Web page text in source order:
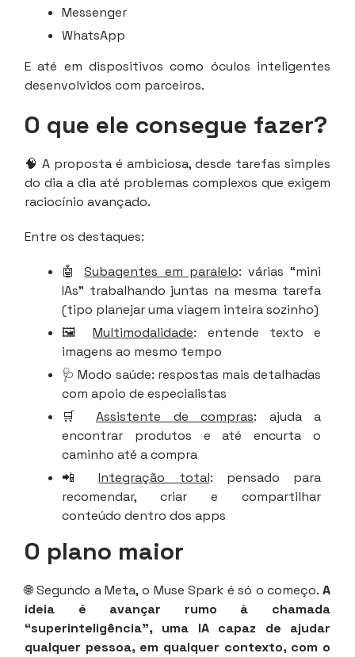
Messenger
WhatsApp
E até em dispositivos como óculos inteligentes
desenvolvidos com parceiros.
O que ele consegue fazer?
🧠 A proposta é ambiciosa, desde tarefas simples
do dia a dia até problemas complexos que exigem
raciocínio avançado.
Entre os destaques:
🤖Subagentes em paralelo: várias “mini
IAs” trabalhando juntas na mesma tarefa
(tipo planejar uma viagem inteira sozinho)
🖼️Multimodalidade: entende texto e
imagens ao mesmo tempo
🩺 Modo saúde: respostas mais detalhadas
com apoio de especialistas
🛒 Assistente de compras: ajuda a
encontrar produtos e até encurta o
caminho até a compra
📲Integração total: pensado para
recomendar, criar e compartilhar
conteúdo dentro dos apps
O plano maior
🌐 Segundo a Meta, o Muse Spark é só o começo. A
ideia é avançar rumo à chamada
“superinteligência”, uma IA capaz de ajudar
qualquer pessoa, em qualquer contexto, com o